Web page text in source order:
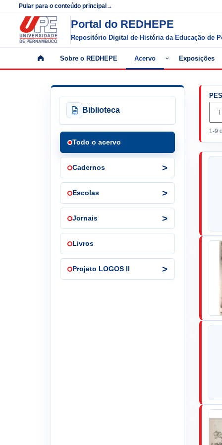
Pular para o conteúdo principal →
Portal do REDHEPE
Repositório Digital de História da Educação de
Início Sobre o REDHEPE Acervo
Abrir
Exposições
Biblioteca
Todo o acervo
Cadernos
Escolas
Jornais
Livros
Projeto LOGOS II
1-9